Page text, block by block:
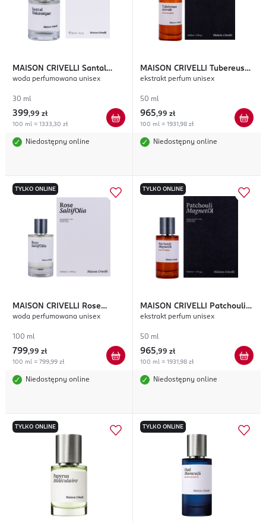
MAISON CRIVELLI Santal
Volcanique
woda perfumowana unisex
30 ml
399,99 zł
100 ml = 1333,30 zł
Niedostępny online
MAISON CRIVELLI
Tubereuse
Astrale
ekstrakt perfum unisex
50 ml
965,99 zł
100 ml = 1931,98 zł
Niedostępny online
TYLKO ONLINE
MAISON CRIVELLI
Rose
Saltifolia
woda perfumowana unisex
100 ml
799,99 zł
100 ml = 799,99 zł
Niedostępny online
TYLKO ONLINE
MAISON CRIVELLI
Patchouli
Magnetik
ekstrakt perfum unisex
50 ml
965,99 zł
100 ml = 1931,98 zł
Niedostępny online
TYLKO ONLINE TYLKO ONLINE